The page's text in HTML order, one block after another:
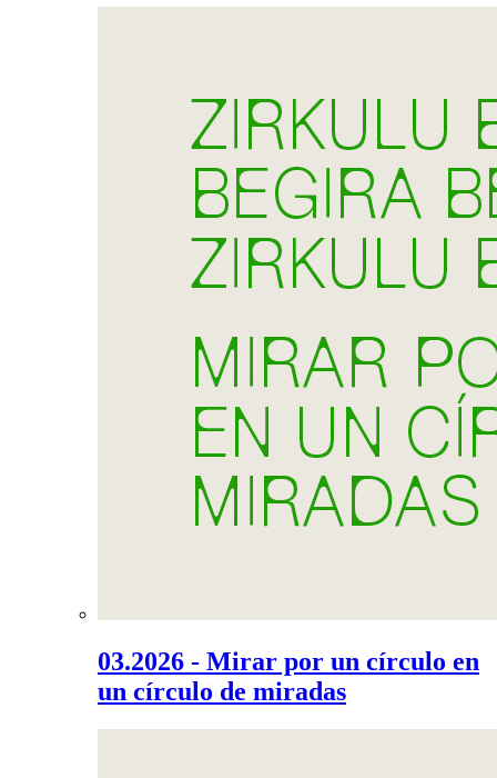
03.2026 - Mirar por un círculo en
un círculo de miradas